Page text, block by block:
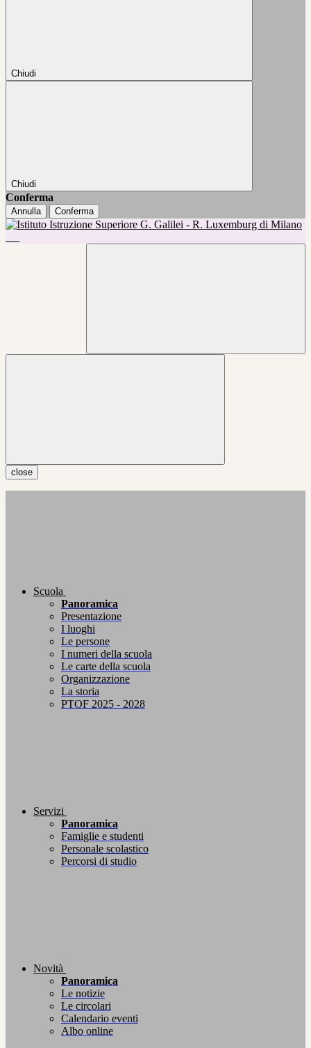
Chiudi
Chiudi
Conferma
Annulla Conferma
close
Scuola
Panoramica
Presentazione
I luoghi
Le persone
I numeri della scuola
Le carte della scuola
Organizzazione
La storia
PTOF 2025 - 2028
Servizi
Panoramica
Famiglie e studenti
Personale scolastico
Percorsi di studio
Novità
Panoramica
Le notizie
Le circolari
Calendario eventi
Albo online